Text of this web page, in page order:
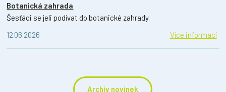
Botanická zahrada
Šesťáci se jeli podívat do botanické zahrady.
12.06.2026
Více informací
Archiv novinek